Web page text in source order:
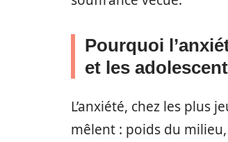
Pourquoi
et les
L’anxiété, chez les plus
mêlent : poids du